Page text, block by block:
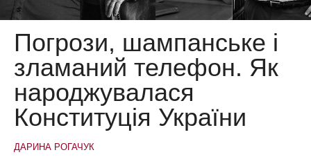
Погрози, шампанське і
зламаний телефон. Як
народжувалася
Конституція України
ДАРИНА РОГАЧУК